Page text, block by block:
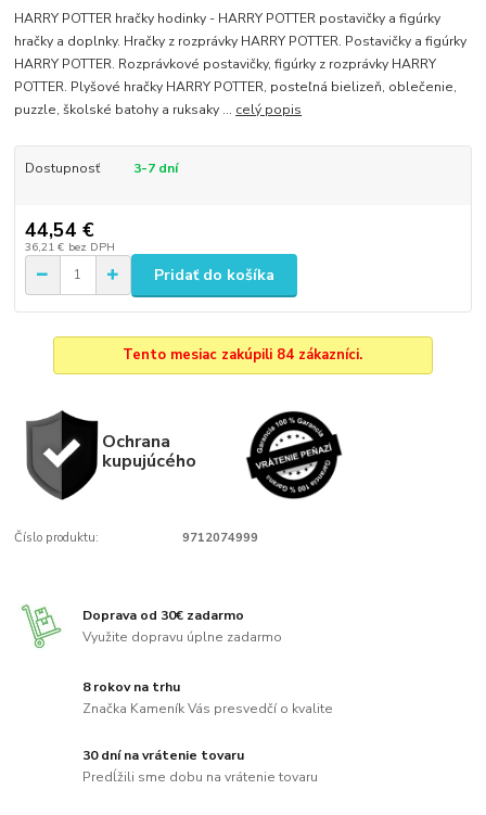
HARRY POTTER hračky hodinky - HARRY POTTER postavičky a figúrky
hračky a doplnky. Hračky z rozprávky HARRY POTTER. Postavičky a figúrky
HARRY POTTER. Rozprávkové postavičky, figúrky z rozprávky HARRY
POTTER. Plyšové hračky HARRY POTTER, posteľná bielizeň, oblečenie,
puzzle, školské batohy a ruksaky ... celý popis
Dostupnosť 3-7 dní
44,54 €
36,21 € bez DPH
Pridať do košíka
Tento mesiac zakúpili 84 zákazníci.
Ochrana
kupujúcého
Číslo produktu: 9712074999
Doprava od 30€ zadarmo
Využite dopravu úplne zadarmo
8 rokov na trhu
Značka Kameník Vás presvedčí o kvalite
30 dní na vrátenie tovaru
Predĺžili sme dobu na vrátenie tovaru